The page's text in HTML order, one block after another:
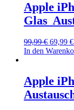
Apple
Glas
99,99€
Preis
69,99 €
In den
Apple